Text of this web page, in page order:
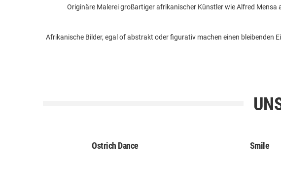
Originäre Malerei großartiger afrikanischer Künstler wie Alfred Mensa
Afrikanische Bilder, egal of abstrakt oder figurativ machen einen bleibenden
Ostrich Dance Smile